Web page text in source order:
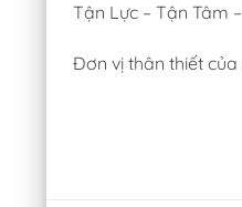
Tận Lực – Tận Tâm
Đơn vị thân thiết